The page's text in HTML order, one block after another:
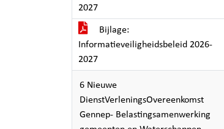
2027
Bijlage:
Informatieveiligheidsbeleid 2026-
2027
6 Nieuwe
DienstVerleningsOvereenkomst
Gennep- Belastingsamenwerking